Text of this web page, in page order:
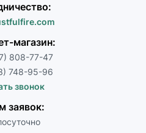
магазин:
808-77-47
748-95-96
звонок
заявок: